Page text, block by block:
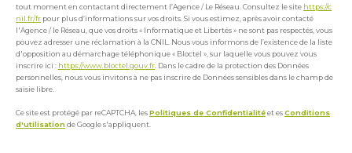
tout moment en contactant directement l’Agence / Le Réseau. Consultez le site https://c
nil.fr/fr pour plus d’informations sur vos droits. Si vous estimez, après avoir contacté
l'Agence / le Réseau, que vos droits « Informatique et Libertés » ne sont pas respectés, vous
pouvez adresser une réclamation à la CNIL. Nous vous informons de l’existence de la liste
d'opposition au démarchage téléphonique « Bloctel », sur laquelle vous pouvez vous
inscrire ici : https://www.bloctel.gouv.fr . Dans le cadre de la protection des Données
personnelles, nous vous invitons à ne pas inscrire de Données sensibles dans le champ de
saisie libre.
Ce site est protégé par reCAPTCHA, lesPolitiques de Confidentialitéet esConditions
d'utilisationde Google s'appliquent.